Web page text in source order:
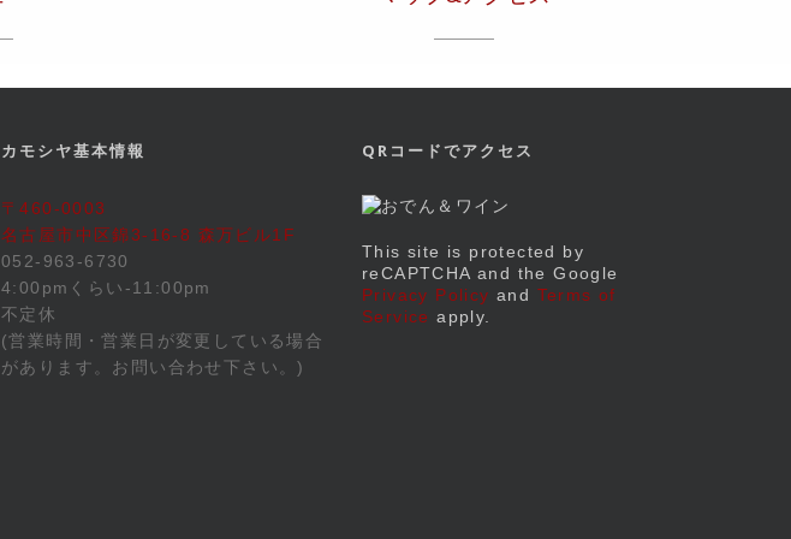
カモシヤ基本情報
〒460-0003
名古屋市中区錦3-16-8 森万ビル1F
052-963-6730
4:00pmくらい-11:00pm
不定休
(営業時間・営業日が変更している場合
があります。お問い合わせ下さい。)
QRコードでアクセス
This site is protected by
reCAPTCHA and the Google
Privacy Policy and Terms of
Service apply.